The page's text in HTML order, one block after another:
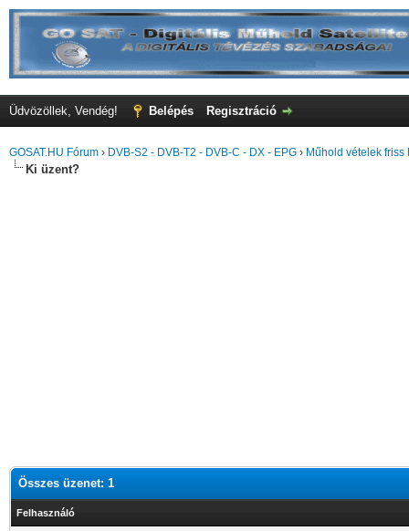
Üdvözöllek, Vendég! Belépés Regisztráció
GOSAT.HU Fórum › DVB-S2 - DVB-T2 - DVB-C - DX - EPG › Műhold vételek friss
Ki üzent?
Összes üzenet: 1
Felhasználó